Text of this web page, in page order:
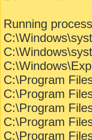
Running
C:\Program
C:\Program
C:\Program
C:\Program
C:\Program